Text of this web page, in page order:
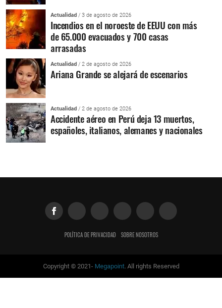
Actualidad / 3 de agosto de 2026
Incendios en el noroeste de EEUU con más
de 65.000 evacuados y 700 casas
arrasadas
Actualidad / 2 de agosto de 2026
Ariana Grande se alejará de escenarios
Actualidad / 2 de agosto de 2026
Accidente aéreo en Perú deja 13 muertos,
españoles, italianos, alemanes y nacionales
POLÍTICA DE PRIVACIDAD SOBRE NOSOTROS
Copyright © 2021- Megapoint. All rights Reserved